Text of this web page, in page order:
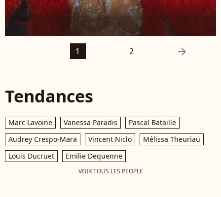
1 2 arrow_right
Tendances
Marc Lavoine Vanessa Paradis
Pascal Bataille
Audrey Crespo-Mara
Vincent Niclo
Mélissa Theuriau
Louis Ducruet
Emilie Dequenne
VOIR TOUS LES PEOPLE